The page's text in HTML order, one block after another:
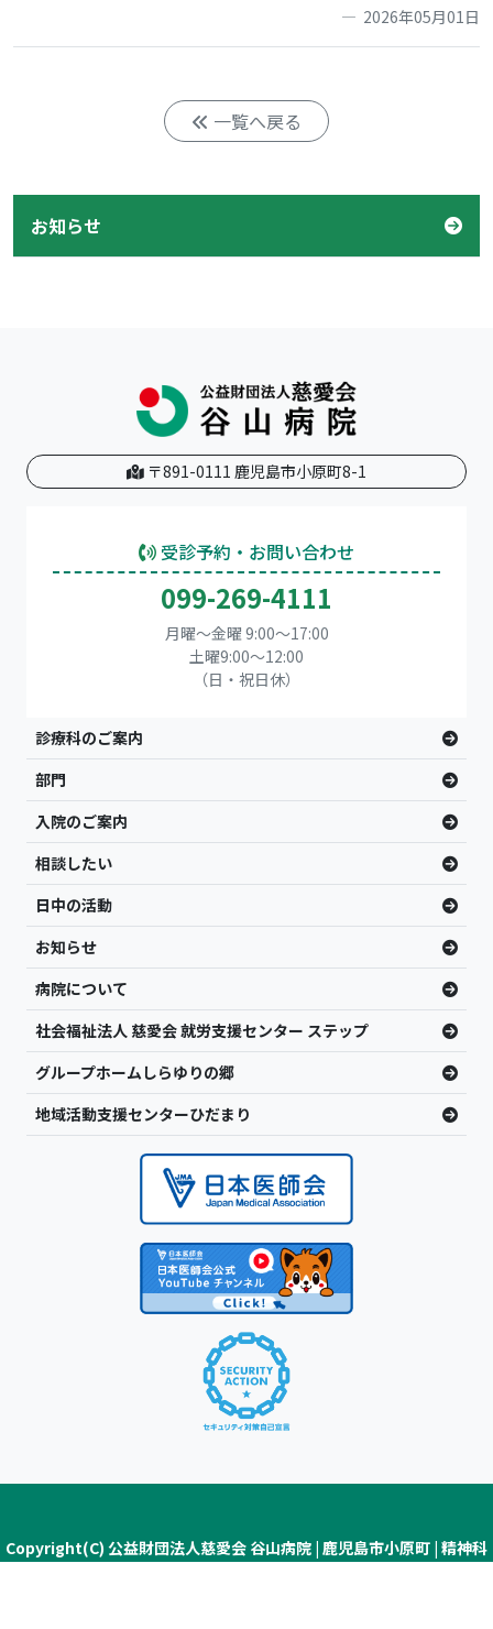
2026年05月01日
一覧へ戻る
お知らせ
〒891-0111 鹿児島市小原町8-1
受診予約・お問い合わせ
099-269-4111
月曜～金曜 9:00～17:00
土曜9:00〜12:00
（日・祝日休）
診療科のご案内
部門
入院のご案内
相談したい
日中の活動
お知らせ
病院について
社会福祉法人 慈愛会 就労支援センター ステップ
グループホームしらゆりの郷
地域活動支援センターひだまり
Copyright(C) 公益財団法人慈愛会 谷山病院 | 鹿児島市小原町 | 精神科